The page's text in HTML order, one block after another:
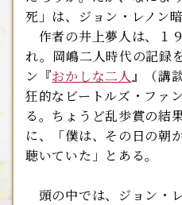
死」は、ジョン・レノン
作者の井上夢人は、１
れ。岡嶋二人時代の記録
ン『おかしな二人』（講
狂的なビートルズ・ファ
る。ちょうど乱歩賞の結
に、「僕は、その日の朝
聴いていた」とある。
頭の中では、ジョン・